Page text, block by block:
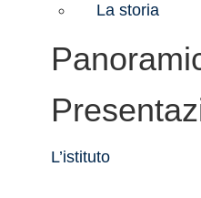
La storia
L’istituto